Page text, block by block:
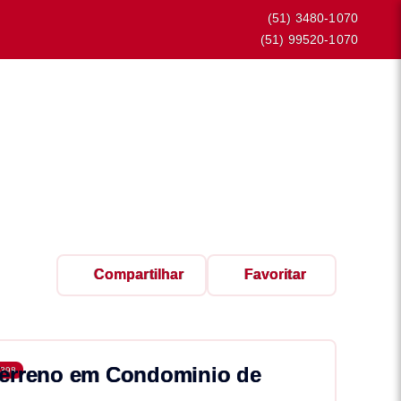
(51) 3480-1070
(51) 99520-1070
Compartilhar Favoritar
em Condominio de